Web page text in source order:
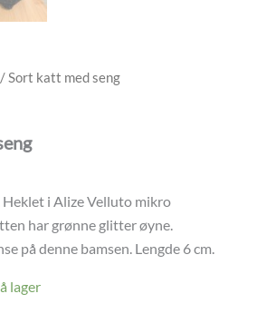
/ Sort katt med seng
Heklet i Alize Velluto mikro
har grønne glitter øyne.
på denne bamsen. Lengde 6 cm.
lager